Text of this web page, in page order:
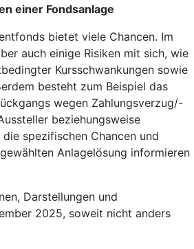
einer Fondsanlage
bietet viele Chancen. Im
auch einige Risiken mit sich, wie
Kursschwankungen sowie
besteht zum Beispiel das
wegen Zahlungsverzug/-
beziehungsweise
spezifischen Chancen und
Anlagelösung informieren
Darstellungen und
2025, soweit nicht anders